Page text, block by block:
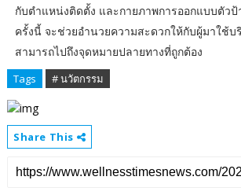
กับตำแหน่งติดตั้ง และกายภาพการออกแบบตัว
ครั้งนี้ จะช่วยอำนวยความสะดวกให้กับผู้มาใช้บ
สามารถไปถึงจุดหมายปลายทางที่ถูกต้อง
Tags # นวัตกรรม
Share This